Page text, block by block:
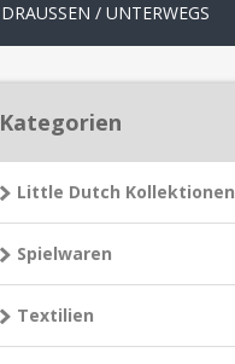
DRAUSSEN / UNTERWEGS
Kategorien
Little Dutch Kollektionen
Spielwaren
Textilien